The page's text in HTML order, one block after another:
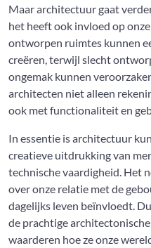
Maar architectuur gaat
het heeft ook invloed op
ontworpen ruimtes kunnen
creëren, terwijl slecht
ongemak kunnen
architecten niet alleen
ook met functionaliteit en
In essentie is architectuur
creatieve uitdrukking van
technische vaardigheid. Het
over onze relatie met de
dagelijks leven beïnvloedt.
de prachtige
waarderen hoe ze onze